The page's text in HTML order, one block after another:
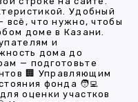
Удобный
всё, что нужно, чтобы
доме в Казани.
и
дома до
— подготовьте
🏢 Управляющим
фонда 🧑‍💻
оценки участков